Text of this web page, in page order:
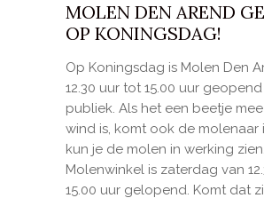
MOLEN DEN AREND
OP KONINGSDAG!
Op Koningsdag is Molen Den
12.30 uur tot 15.00 uur
publiek. Als het een beetje
wind is, komt ook de molenaar
kun je de molen in werking
Molenwinkel is zaterdag van
15.00 uur gelopend. Komt dat